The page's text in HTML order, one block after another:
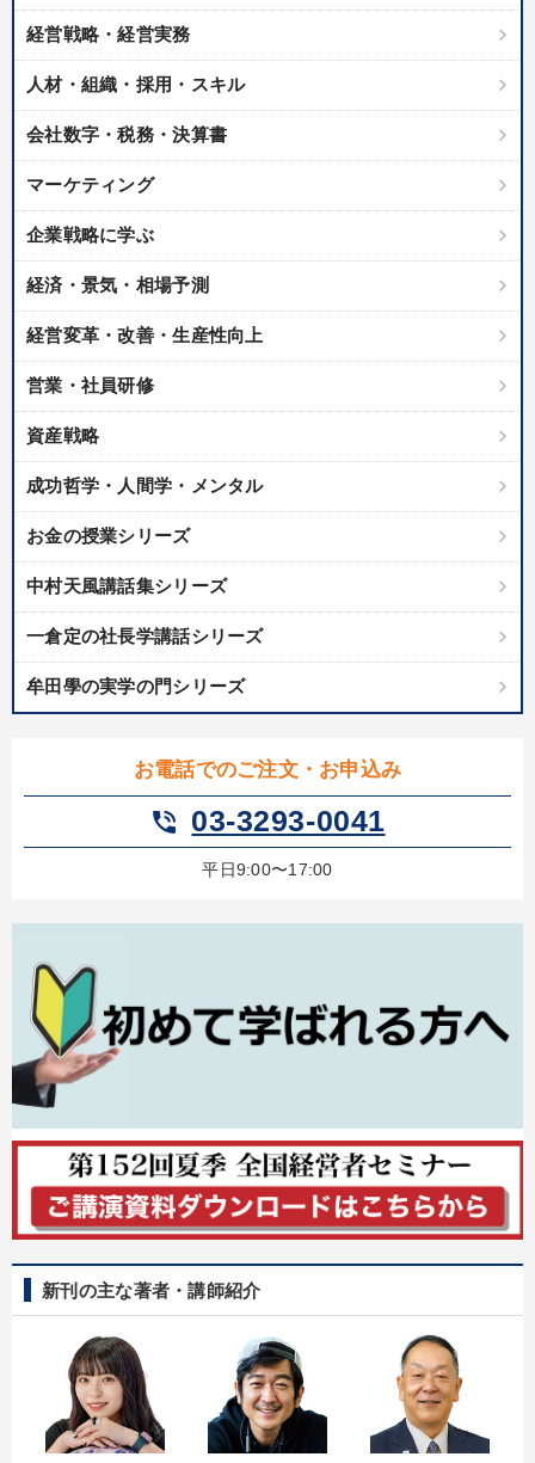
大竹愼一書籍 147回春季大会
予測と株式投資」最新刊
企業戦略に学ぶ
業種
IT・サービス・金融業 コンサルタント 専門家
キーワード
コロナ禍対策 ドラッカー
繁盛 成功哲学
※「更新」を押すと「テーマ」「キーワード」を更新いただけます。
全国経営者セミナー収録物以外の経営教材（全761タイトル）からお探
しいただけます
カテゴリー
【2月】音声・映像
「利上げ時代の最新・銀行対策」＋「不動産市況予測」＋「市場
予測と株式投資」最新刊
最新技術・トレンド
2026年春季全国経営者セミナー収録講演ＣＤ・講演ＤＶＤ・デジ
タル版（音声／動画ストリーミング・ダウンロード）
会社のパフォーマンスを高める講話
後継者に聞かせたい 社員研修を行いたい
社長の姿勢を学びたい 財務・数字力の向上
経営戦略・経営実務
人材・組織・採用・スキル
会社数字・税務・決算書
マーケティング
企業戦略に学ぶ
経済・景気・相場予測
経営変革・改善・生産性向上
営業・社員研修
資産戦略
成功哲学・人間学・メンタル
お金の授業シリーズ
中村天風講話集シリーズ
一倉定の社長学講話シリーズ
牟田學の実学の門シリーズ
お電話でのご注文・お申込み
phone_in_talk 03-3293-0041
平日9:00〜17:00
新刊の主な著者・講師紹介